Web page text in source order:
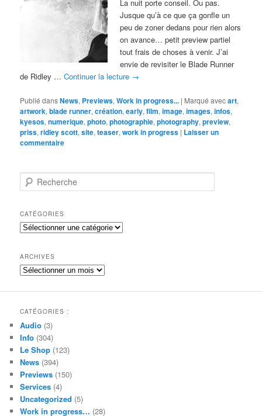
La nuit porte conseil. Ou pas.
Jusque qu’à ce que ça gonfle un
peu de zoner dedans pour rien alors
on avance… petit preview partiel
tout frais de choses à venir. J’ai
envie de revisiter le Blade Runner
de Ridley …Continuer la lecture →
Publié dansNews, Previews,Work in progress... | Marqué avecart,
artwork,blade runner,création,early,film,image,images,infos,
kyesos,numerique,photo,photographie,photography,preview,
priss,ridley scott,site,teaser,work in progress | Laisser un
commentaire
e
h
e
r
h
e
CATÉGORIES
Catégories
ARCHIVES
Archives
CATÉGORIES :
Audio (3)
Info (304)
Le Shop (123)
News (394)
Previews (150)
Services (4)
Uncategorized (5)
Work in progress… (28)